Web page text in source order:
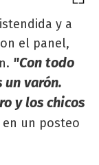
y a
el panel,
"Con todo
varón.
y los chicos
en un posteo